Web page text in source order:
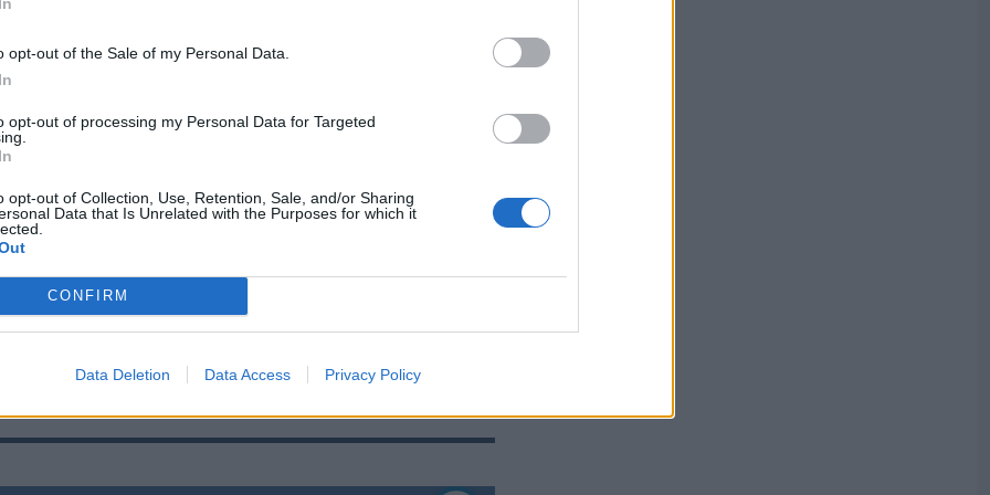
opt-out of the Sale of my Personal Data.
opt-out of processing my Personal Data for Targeted
opt-out of Collection, Use, Retention, Sale, and/or Sharing
Data that Is Unrelated with the Purposes for which it
CONFIRM
Data Deletion Data Access Privacy Policy
magára a strandszezon,
bekuckózásra csábít a hétvége
Meteorológiai Szolgálat pénteken kiadott
szerint vasárnap délutánig az egész
jégeső és jelentős lehűlés várható.